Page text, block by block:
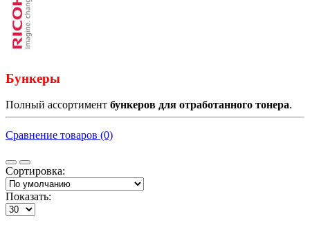
Бункеры
Полный ассортимент бункеров для отработанного тонера.
Сравнение товаров (0)
Сортировка:
Показать: